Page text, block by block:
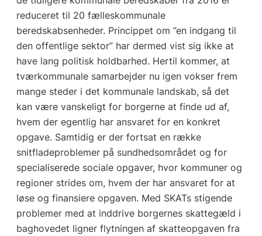
reduceret til 20 fælleskommunale
beredskabsenheder. Princippet om ”en indgang til
den offentlige sektor” har dermed vist sig ikke at
have lang politisk holdbarhed. Hertil kommer, at
tværkommunale samarbejder nu igen vokser frem
mange steder i det kommunale landskab, så det
kan være vanskeligt for borgerne at finde ud af,
hvem der egentlig har ansvaret for en konkret
opgave. Samtidig er der fortsat en række
snitfladeproblemer på sundhedsområdet og for
specialiserede sociale opgaver, hvor kommuner og
regioner strides om, hvem der har ansvaret for at
løse og finansiere opgaven. Med SKATs stigende
problemer med at inddrive borgernes skattegæld i
baghovedet ligner flytningen af skatteopgaven fra